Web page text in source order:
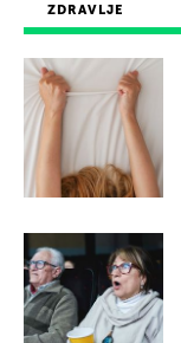
ZDRAVLJE